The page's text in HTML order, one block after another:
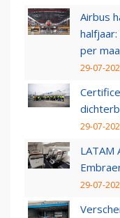
Airbus
per
29-07-
29-07-
LATAM
29-07-